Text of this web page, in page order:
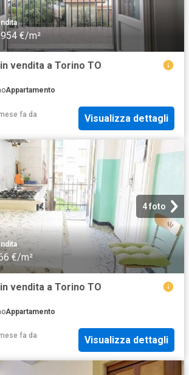
€/m²
vendita a Torino TO
Appartamento
fa da
Visualizza dettagli
4 foto
€/m²
vendita a Torino TO
Appartamento
fa da
Visualizza dettagli